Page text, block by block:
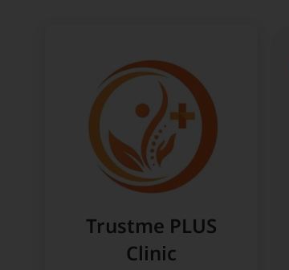
Trustme PLUS
Clinic